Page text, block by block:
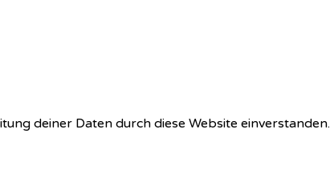
deiner Daten durch diese Website einverstanden.